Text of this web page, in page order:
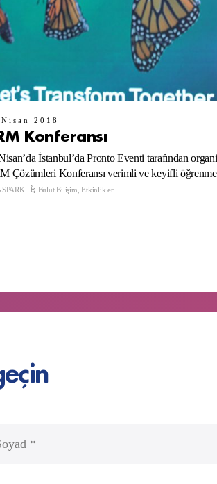
2018
Konferansı
İstanbul’da Pronto Eventi tarafından
Çözümleri Konferansı verimli ve keyifli
Bulut Bilişim ,Etkinlikler